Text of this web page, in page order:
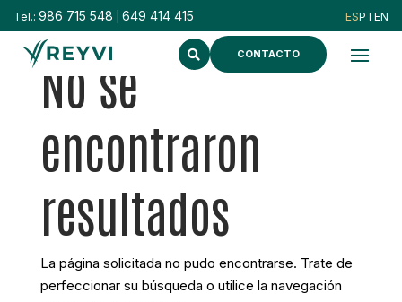
Tel.: 986 715 548 649 414 415
CONTACTO
No se
encontraron
resultados
La página solicitada no pudo encontrarse. Trate de
perfeccionar su búsqueda o utilice la navegación